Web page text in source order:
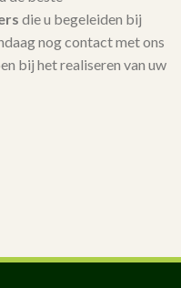
die u begeleiden bij
nog contact met ons
bij het realiseren van uw